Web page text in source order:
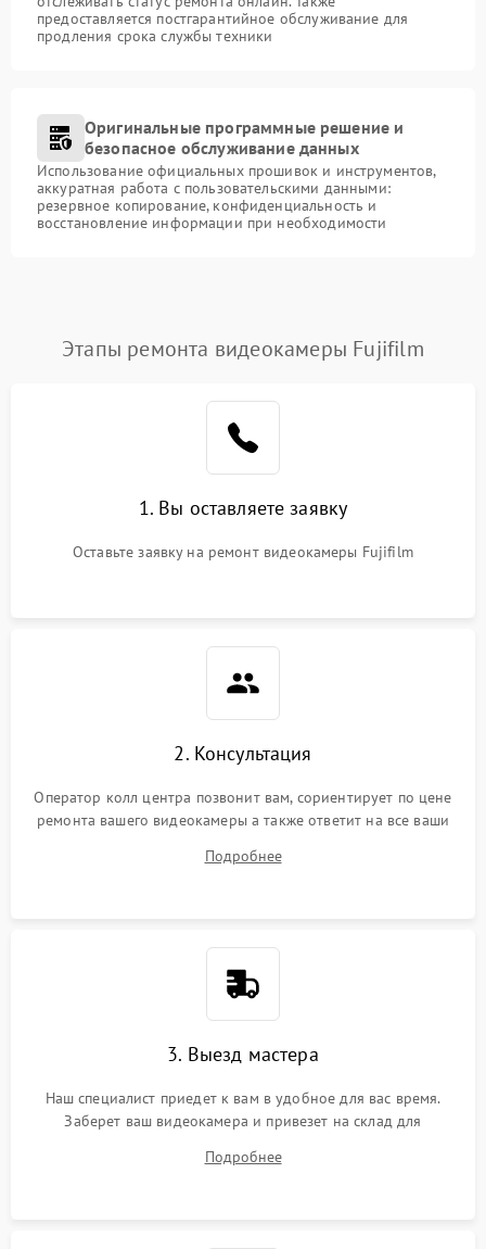
предоставляется постгарантийное обслуживание для
продления срока службы техники
Оригинальные программные решение и
безопасное обслуживание данных
Использование официальных прошивок и инструментов,
аккуратная работа с пользовательскими данными:
резервное копирование, конфиденциальность и
восстановление информации при необходимости
Этапы ремонта видеокамеры Fujifilm
1. Вы оставляете заявку
Оставьте заявку на ремонт видеокамеры Fujifilm
2. Консультация
Оператор колл центра позвонит вам, сориентирует по цене
ремонта вашего видеокамеры а также ответит на все ваши
Подробнее
3. Выезд мастера
Наш специалист приедет к вам в удобное для вас время.
Заберет ваш видеокамера и привезет на склад для
Подробнее